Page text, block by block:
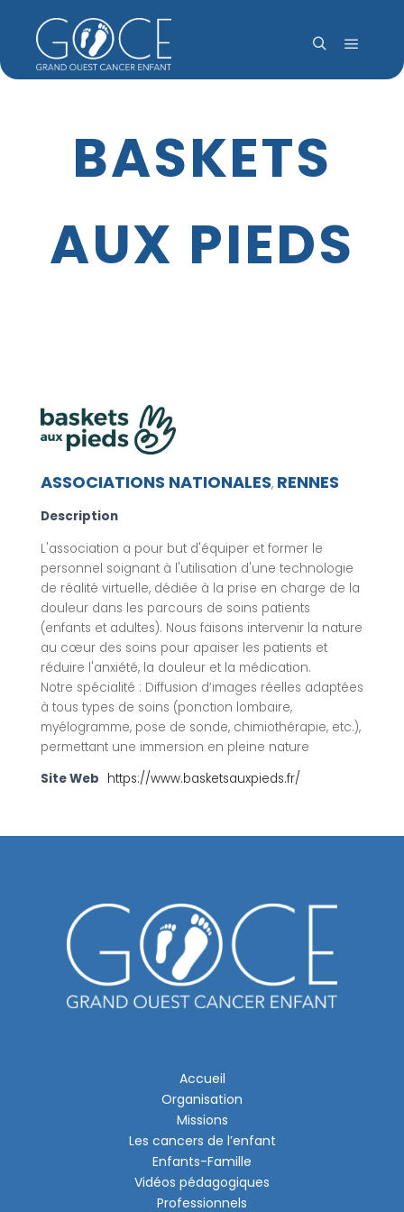
Menu
BASKETS
AUX PIEDS
ASSOCIATIONS NATIONALES, RENNES
Description
L'association a pour but d'équiper et former le
personnel soignant à l'utilisation d'une technologie
de réalité virtuelle, dédiée à la prise en charge de la
douleur dans les parcours de soins patients
(enfants et adultes). Nous faisons intervenir la nature
au cœur des soins pour apaiser les patients et
réduire l'anxiété, la douleur et la médication.
Notre spécialité : Diffusion d’images réelles adaptées
à tous types de soins (ponction lombaire,
myélogramme, pose de sonde, chimiothérapie, etc.),
permettant une immersion en pleine nature
Site Web https://www.basketsauxpieds.fr/
Accueil
Organisation
Missions
Les cancers de l’enfant
Enfants-Famille
Vidéos pédagogiques
Professionnels